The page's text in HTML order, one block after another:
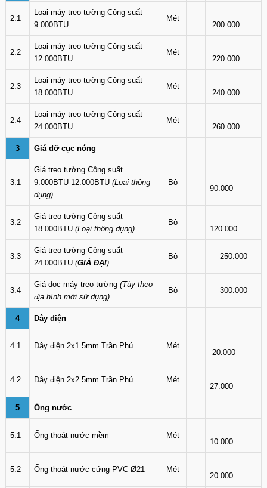
2.1
Loại máy treo tường Công suất
9.000BTU
Mét
200.000
2.2
Loại máy treo tường Công suất
12.000BTU
Mét
220.000
2.3
Loại máy treo tường Công suất
18.000BTU
Mét
240.000
2.4
Loại máy treo tường Công suất
24.000BTU
Mét
260.000
3 Giá đỡ cục nóng
3.1
Giá treo tường Công suất
9.000BTU-12.000BTU (Loại thông
dụng)
Bộ
90.000
3.2
Giá treo tường Công suất
18.000BTU (Loại thông dụng)
Bộ
120.000
3.3
Giá treo tường Công suất
24.000BTU (GIÁ ĐẠI)
Bộ 250.000
3.4
Giá dọc máy treo tường (Tùy theo
địa hình mới sử dụng)
Bộ 300.000
4 Dây điện
4.1 Dây điện 2x1.5mm Trần Phú Mét
20.000
4.2 Dây điện 2x2.5mm Trần Phú Mét
27.000
5 Ống nước
5.1 Ống thoát nước mềm Mét
10.000
5.2 Ống thoát nước cứng PVC Ø21 Mét
20.000